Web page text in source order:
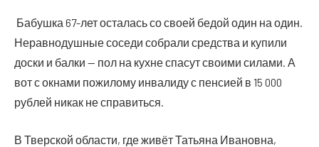
Бабуш­ка 67-лет оста­лась со сво­ей бедой один на один.
Нерав­но­душ­ные сосе­ди собра­ли сред­ства и купи­ли
дос­ки и бал­ки — пол на кухне спа­сут сво­и­ми сила­ми. А
вот с окна­ми пожи­ло­му инва­ли­ду с пен­си­ей в 15 000
руб­лей никак не справиться.
В Твер­ской обла­сти, где живёт Татья­на Ива­нов­на,